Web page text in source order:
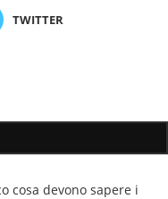
TWITTER
cosa devono sapere i